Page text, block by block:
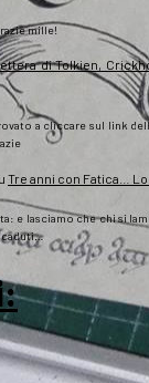
mille!
di Tolkien,
a cliccare sul link
Tre anni con Fatica…
e lasciamo che chi si
: